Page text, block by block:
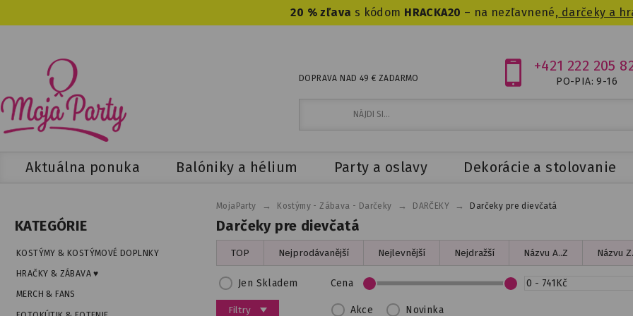
20 % zľava s kódom HRACKA20 – na nezľavnené, darčeky a
DOPRAVA NAD 49 € ZADARMO
+421 222 205
PO-PIA: 9-16
Aktuálna ponuka Balóniky a hélium Party a oslavy Dekorácie a stolovanie
KATEGÓRIE
KOSTÝMY & KOSTÝMOVÉ DOPLNKY
HRAČKY & ZÁBAVA ♥
MERCH & FANS
Darčeky pre dievčatá
MojaParty → Kostýmy - Zábava - Darčeky → DARČEKY → Darčeky pre dievčatá
TOP Nejprodávanější Nejlevnější Nejdražší Názvu A..Z Názvu
Filtry
Jen Skladem
Akce Novinka
Cena